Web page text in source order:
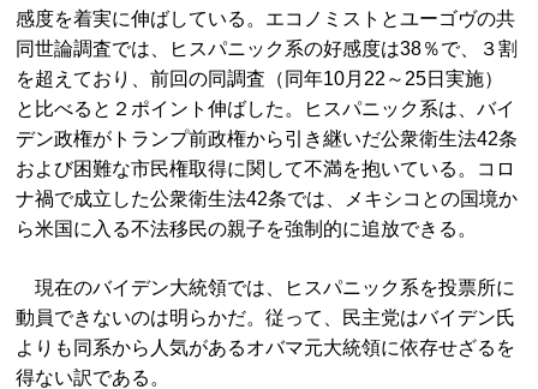
感度を着実に伸ばしている。エコノミストとユーゴヴの共
同世論調査では、ヒスパニック系の好感度は38％で、３割
を超えており、前回の同調査（同年10月22～25日実施）
と比べると２ポイント伸ばした。ヒスパニック系は、バイ
デン政権がトランプ前政権から引き継いだ公衆衛生法42条
および困難な市民権取得に関して不満を抱いている。コロ
ナ禍で成立した公衆衛生法42条では、メキシコとの国境か
ら米国に入る不法移民の親子を強制的に追放できる。
現在のバイデン大統領では、ヒスパニック系を投票所に
動員できないのは明らかだ。従って、民主党はバイデン氏
よりも同系から人気があるオバマ元大統領に依存せざるを
得ない訳である。